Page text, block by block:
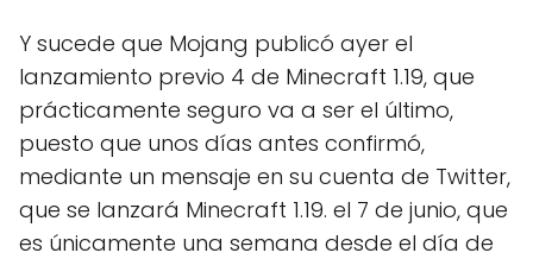
Y sucede que Mojang publicó ayer el
lanzamiento previo 4 de Minecraft 1.19, que
prácticamente seguro va a ser el último,
puesto que unos días antes confirmó,
mediante un mensaje en su cuenta de Twitter,
que se lanzará Minecraft 1.19. el 7 de junio, que
es únicamente una semana desde el día de